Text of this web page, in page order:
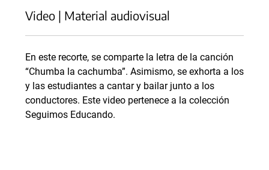
Video | Material audiovisual
En este recorte, se comparte la letra de la canción
“Chumba la cachumba”. Asimismo, se exhorta a los
y las estudiantes a cantar y bailar junto a los
conductores. Este video pertenece a la colección
Seguimos Educando.